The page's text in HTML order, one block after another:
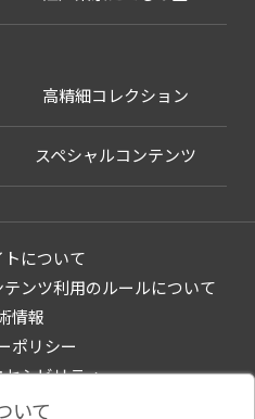
高精細コレクション
スペシャルコンテンツ
トについて
テンツ利用のルールについて
情報
ポリシー
シビリティ
イト
いて